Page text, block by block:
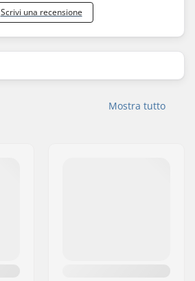
Scrivi una recensione
Mostra tutto